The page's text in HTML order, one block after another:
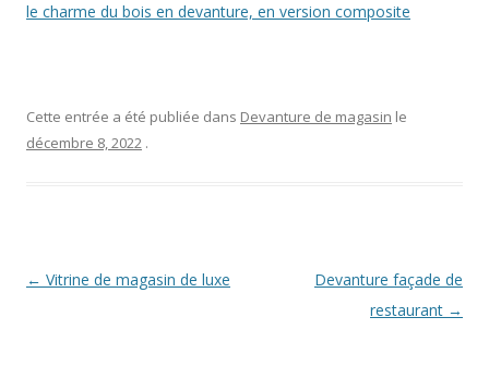
le charme du bois en devanture, en version composite
Cette entrée a été publiée dans Devanture de magasin le
décembre 8, 2022 .
Navigation
← Vitrine de magasin de luxe
Devanture façade de
restaurant →